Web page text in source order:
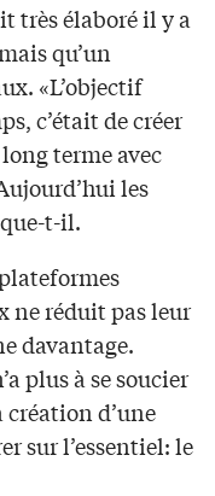
très élaboré il y a
qu’un
«L’objectif
c’était de créer
terme avec
les
t-il.
ne réduit pas leur
davantage.
plus à se soucier
création d’une
sur l’essentiel: le